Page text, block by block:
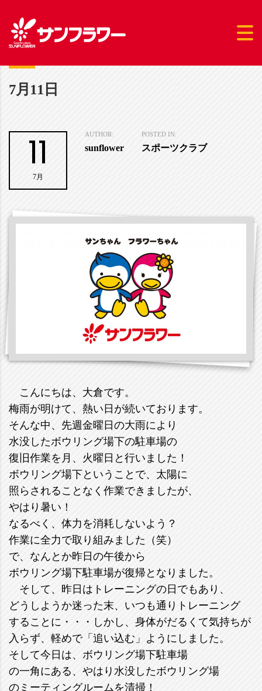
7月11日
11
7月
AUTHOR:
sunflower
POSTED IN:
スポーツクラブ
こんにちは、大倉です。
梅雨が明けて、熱い日が続いております。
そんな中、先週金曜日の大雨により
水没したボウリング場下の駐車場の
復旧作業を月、火曜日と行いました！
ボウリング場下ということで、太陽に
照らされることなく作業できましたが、
やはり暑い！
なるべく、体力を消耗しないよう？
作業に全力で取り組みました（笑）
で、なんとか昨日の午後から
ボウリング場下駐車場が復帰となりました。
そして、昨日はトレーニングの日でもあり、
どうしようか迷った末、いつも通りトレーニング
することに・・・しかし、身体がだるくて気持ちが
入らず、軽めで「追い込む」ようにしました。
そして今日は、ボウリング場下駐車場
の一角にある、やはり水没したボウリング場
のミーティングルームを清掃！